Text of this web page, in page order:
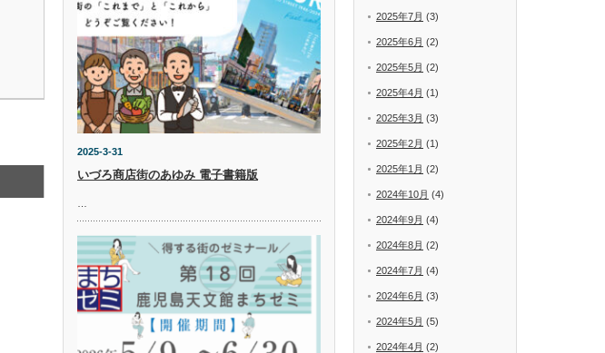
2025-3-31
いづろ商店街のあゆみ 電子書籍版
2025年7月 (3)
2025年6月 (2)
2025年5月 (2)
2025年4月 (1)
2025年3月 (3)
2025年2月 (1)
2025年1月 (2)
2024年10月 (4)
2024年9月 (4)
2024年8月 (2)
2024年7月 (4)
2024年6月 (3)
2024年5月 (5)
2024年4月 (2)